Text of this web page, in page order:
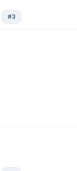
#3